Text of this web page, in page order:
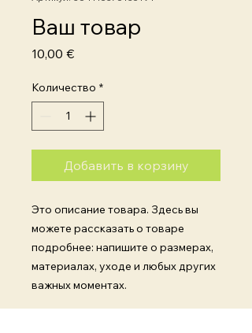
Ваш товар
10,00 €Цена
Количество *
Добавить в корзину
Это описание товара. Здесь вы
можете рассказать о товаре
подробнее: напишите о размерах,
материалах, уходе и любых других
важных моментах.